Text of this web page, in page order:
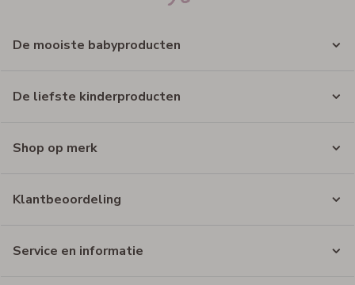
De mooiste babyproducten
De liefste kinderproducten
Shop op merk
Klantbeoordeling
Service en informatie